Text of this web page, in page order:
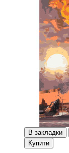
В закладки
Купити